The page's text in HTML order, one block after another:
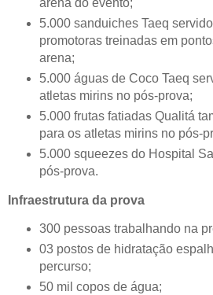
arena do evento;
5.000 sanduiches Taeq
promotoras treinadas em
arena;
5.000 águas de Coco Taeq
atletas mirins no pós-prova;
5.000 frutas fatiadas Qualitá
para os atletas mirins no pós-
5.000 squeezes do Hospital
pós-prova.
Infraestrutura da prova
300 pessoas trabalhando na
03 postos de hidratação
percurso;
50 mil copos de água;